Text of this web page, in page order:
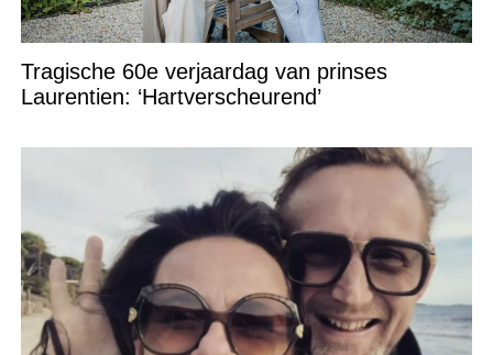
Tragische 60e verjaardag van prinses
Laurentien: ‘Hartverscheurend’